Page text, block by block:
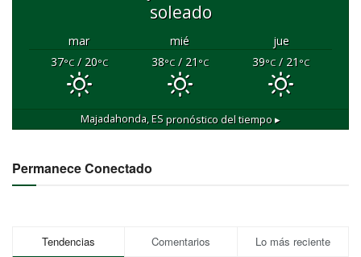
soleado
mar mié
jue
37°C/ 20°C 38°C/ 21 °C 39°C/ 21 °C
Majadahonda, ESpronóstico del tiempo ▸
Permanece Conectado
Tendencias Comentarios Lo más reciente